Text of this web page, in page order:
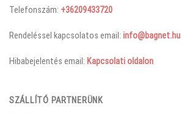
Telefonszám: +36209433720
Rendeléssel kapcsolatos email: info@bagnet.hu
Hibabejelentés email: Kapcsolati oldalon
SZÁLLÍTÓ PARTNERÜNK